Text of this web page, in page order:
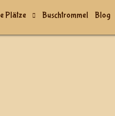
Plätze Buschtrommel Blog